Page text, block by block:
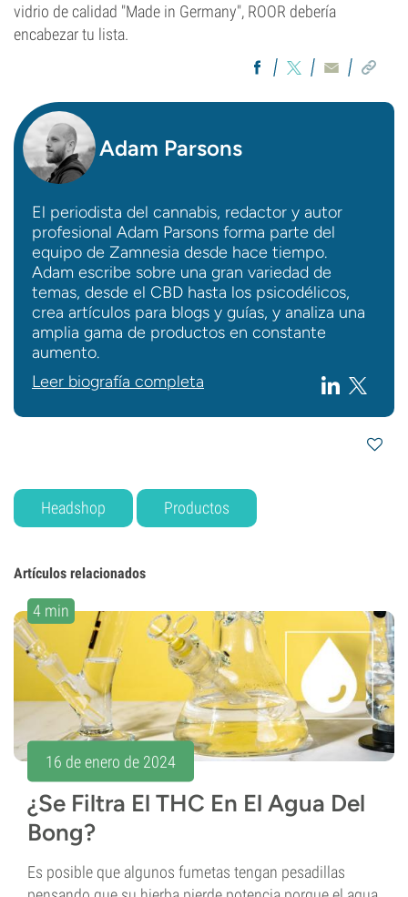
vidrio de calidad "Made in Germany", ROOR debería
encabezar tu lista.
Adam Parsons
El periodista del cannabis, redactor y autor
profesional Adam Parsons forma parte del
equipo de Zamnesia desde hace tiempo.
Adam escribe sobre una gran variedad de
temas, desde el CBD hasta los psicodélicos,
crea artículos para blogs y guías, y analiza una
amplia gama de productos en constante
aumento.
Leer biografía completa
Headshop Productos
Artículos relacionados
4 min
16 de enero de 2024
¿Se Filtra El THC En El Agua Del
Bong?
Es posible que algunos fumetas tengan pesadillas